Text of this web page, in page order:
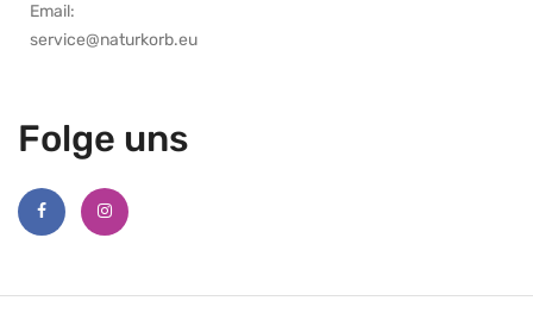
Folge uns
Email:
service@naturkorb.eu